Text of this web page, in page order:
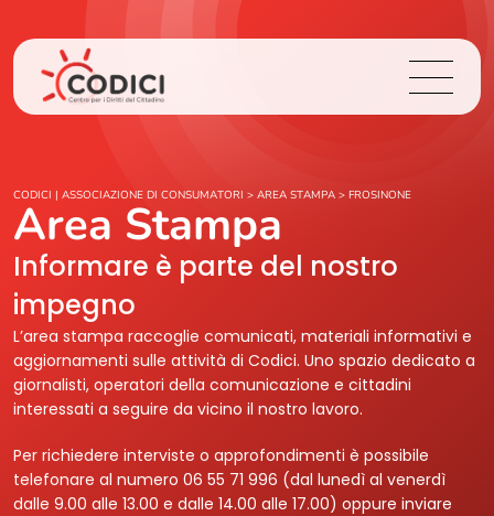
Chi Siamo
Cosa Facciamo
Area Stampa
Contatti
Login
CODICI | ASSOCIAZIONE DI CONSUMATORI > AREA STAMPA > FROSINONE
Area Stampa
Informare è parte del nostro
impegno
L’area stampa raccoglie comunicati, materiali informativi e
aggiornamenti sulle attività di Codici. Uno spazio dedicato a
giornalisti, operatori della comunicazione e cittadini
interessati a seguire da vicino il nostro lavoro.
Per richiedere interviste o approfondimenti è possibile
telefonare al numero 06 55 71 996 (dal lunedì al venerdì
dalle 9.00 alle 13.00 e dalle 14.00 alle 17.00) oppure inviare